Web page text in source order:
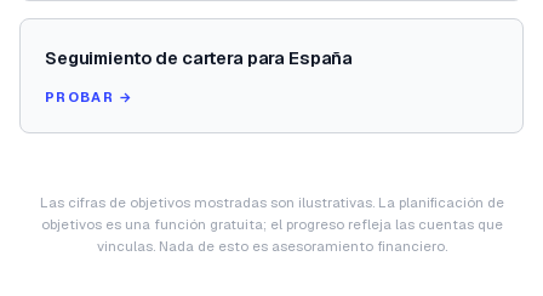
Seguimiento de cartera para España
PROBAR →
Las cifras de objetivos mostradas son ilustrativas. La planificación de
objetivos es una función gratuita; el progreso refleja las cuentas que
vinculas. Nada de esto es asesoramiento financiero.